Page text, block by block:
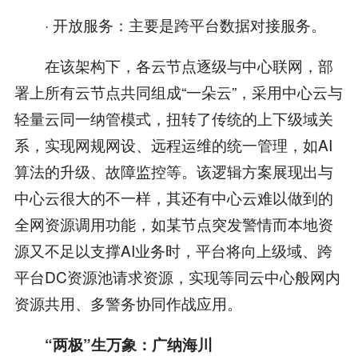
· 开放服务：主要是跨平台数据对接服务。
在该架构下，各云节点逐级与中心联网，部
署上所有云节点共同组成“一朵云”，采用中心云与
轻量云同一纳管模式，扭转了传统的上下级域关
系，实现网规网设、远程运维的统一管理，如AI
算法的升级、故障监控等。该逻辑方案展现出与
中心云很大的不一样，其还有中心云难以做到的
全网资源调用功能，如某节点突发警情而本地资
源又不足以支撑AI业务时，平台将向上级域、跨
平台DC资源池请求资源，实现等同云中心般网内
资源共用、多警务协同作战应用。
“两极”生万象：广纳海川